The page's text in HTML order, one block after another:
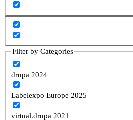
Filter by Categories
drupa 2024
Labelexpo Europe 2025
virtual.drupa 2021